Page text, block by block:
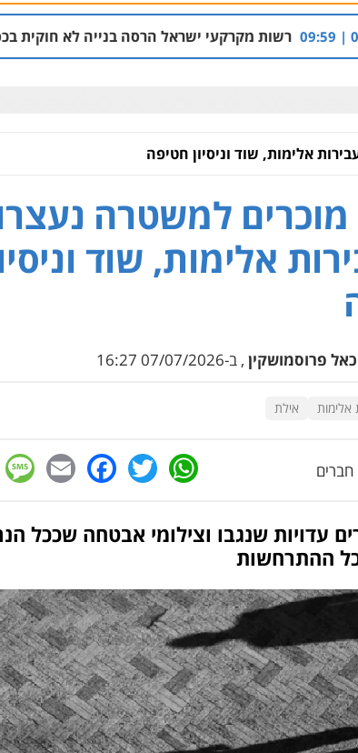
מקרקעי ישראל הרסה בנייה לא חוקית בכפר בענה שבגליל
אלימות, שוד וניסיון חטיפה
למשטרה
אלימות, שוד
פרוסמושקין , ב-07/07/2026 16:27
אלימות אילת
WhatsApp
Twitter
עדויות שנגבו וצילומי אבטחה שככל
ההתרחשות